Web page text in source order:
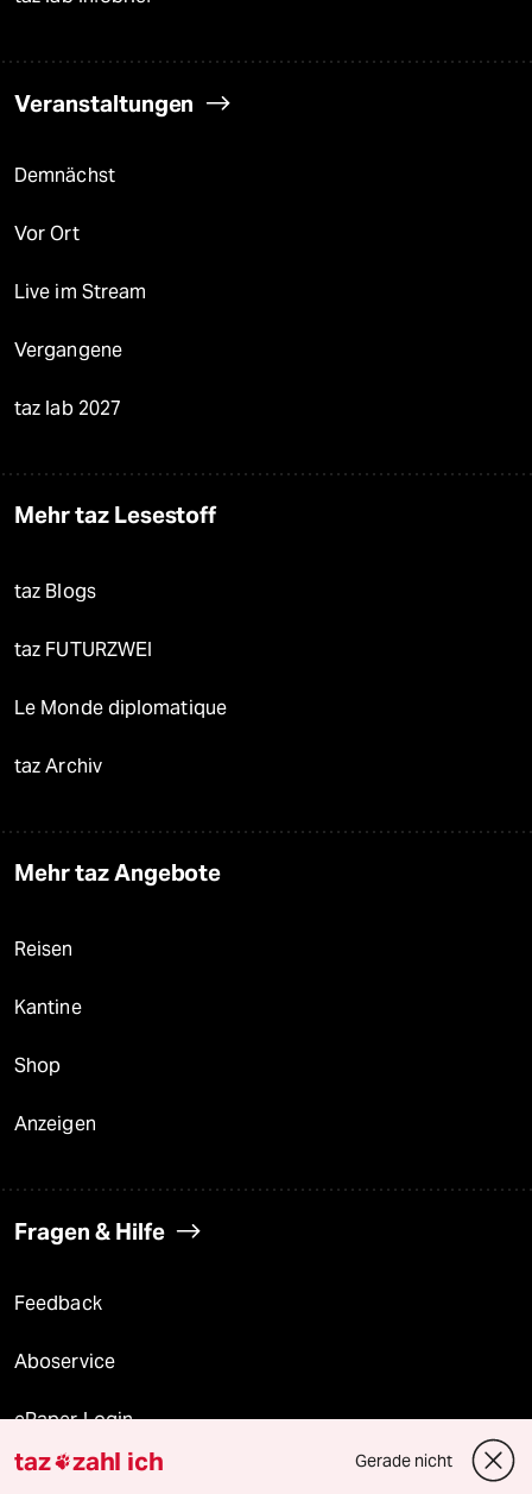
Veranstaltungen
Demnächst
Vor Ort
Live im Stream
Vergangene
taz lab 2027
Mehr taz Lesestoff
taz Blogs
taz FUTURZWEI
Le Monde diplomatique
taz Archiv
Mehr taz Angebote
Reisen
Kantine
Shop
Anzeigen
Fragen & Hilfe
Feedback
Aboservice
ePaper Login
Downloads für Abonnierende
taz zahl ich Gerade nicht